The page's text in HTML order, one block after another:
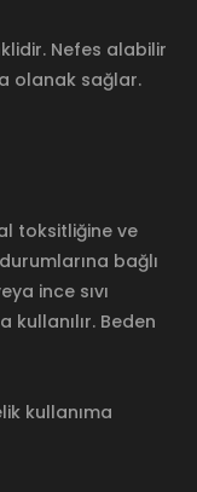
Nefes alabilir
olanak sağlar.
toksitliğine ve
bağlı
ince sıvı
kullanılır. Beden
kullanıma